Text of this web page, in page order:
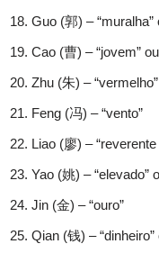
Guo (郭) – “muralha”
Cao (曹) – “jovem”
Zhu (朱) – “vermelho”
Feng (冯) – “vento”
Liao (廖) –
Yao (姚) – “elevado”
Jin (金) – “ouro”
Qian (钱) – “dinheiro”